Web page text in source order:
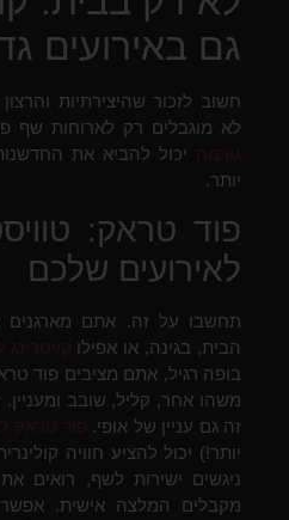
גם באירועים
חשוב לזכור שהיצירתיות
לא מוגבלים רק לארוחות שף
גורמה יכול להביא את
יותר.
פוד טראק:
לאירועים שלכם
תחשבו על זה. אתם מארגנים
הבית, בגינה, או אפילו
בופה רגיל, אתם מציבים פוד
משהו אחר, קליל, שובב ומעניין.
זה גם עניין של אופי. פוד טראק
יותר!) יכול להציע חוויה
ניגשים ישירות לשף, רואים
מקבלים המלצה אישית.